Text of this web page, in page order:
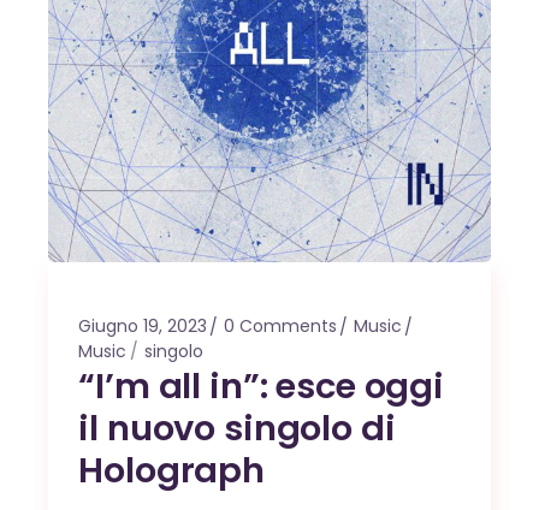
Giugno 19, 2023 0 Comments
Music
Music
singolo
“I’m all in”: esce oggi
il nuovo singolo di
Holograph